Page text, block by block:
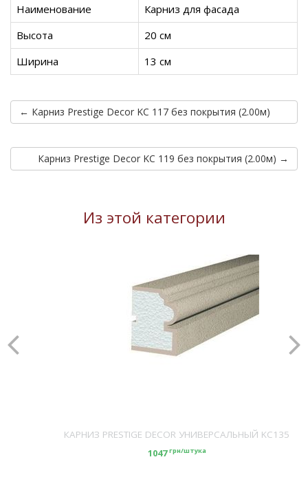
Наименование
Карниз для фасада
Высота
20 см
Ширина
13 см
← Карниз Prestige Decor KC 117 без покрытия (2.00м)
Карниз Prestige Decor KC 119 без покрытия (2.00м) →
Из этой категории
КАРНИЗ PRESTIGE DECOR УНИВЕРСАЛЬНЫЙ KC135
1047грн/штука